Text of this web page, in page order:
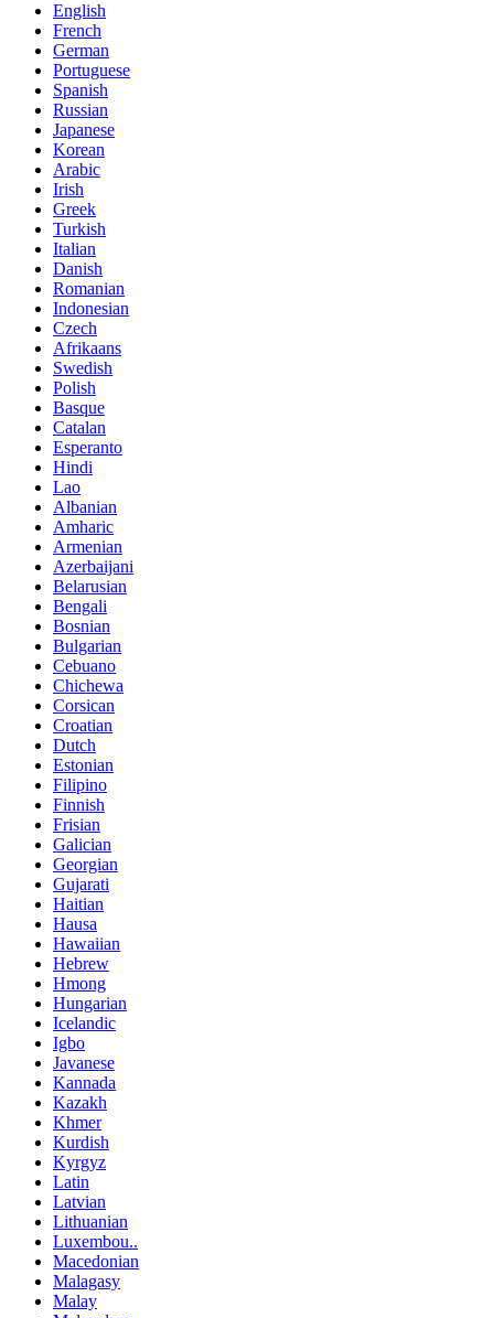
English
French
German
Portuguese
Spanish
Russian
Japanese
Korean
Arabic
Irish
Greek
Turkish
Italian
Danish
Romanian
Indonesian
Czech
Afrikaans
Swedish
Polish
Basque
Catalan
Esperanto
Hindi
Lao
Albanian
Amharic
Armenian
Azerbaijani
Belarusian
Bengali
Bosnian
Bulgarian
Cebuano
Chichewa
Corsican
Croatian
Dutch
Estonian
Filipino
Finnish
Frisian
Galician
Georgian
Gujarati
Haitian
Hausa
Hawaiian
Hebrew
Hmong
Hungarian
Icelandic
Igbo
Javanese
Kannada
Kazakh
Khmer
Kurdish
Kyrgyz
Latin
Latvian
Lithuanian
Luxembou..
Macedonian
Malagasy
Malay